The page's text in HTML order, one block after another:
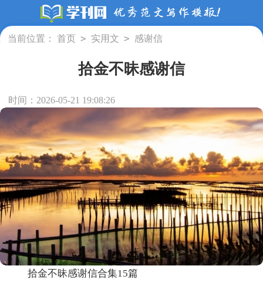
当前位置： 首页 > 实用文 > 感谢信
拾金不昧感谢信
时间：2026-05-21 19:08:26
拾金不昧感谢信合集15篇